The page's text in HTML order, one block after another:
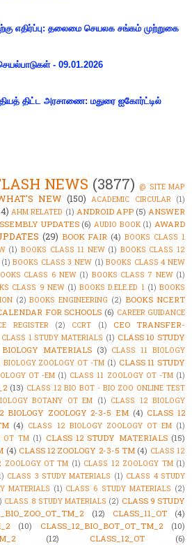
எதிர்ப்பு: தலைமை செயலக சங்கம் முற்றுகை
- 09.01.2026
திட்ட அரசாணை: மதுரை ஐகோர்ட்டில்
NEWS (3877) @ SITE MAP
NEW (150) ACADEMIC CIRCULAR (1)
AHM RELATED (1) ANDROID APP (5) ANSWER
UPDATES (6) AUDIO BOOK (1) AWARD
(29) BOOK FAIR (4) BOOKS CLASS 1
(1) BOOKS CLASS 11 NEW (1) BOOKS CLASS 12
(1) BOOKS CLASS 3 NEW (1) BOOKS CLASS 4 NEW
CLASS 6 NEW (1) BOOKS CLASS 7 NEW (1)
CLASS 9 NEW (1) BOOKS D.ELE.ED 1 (1) BOOKS
(2) BOOKS ENGINEERING (2) BOOKS NCERT
FOR SCHOOLS (6) CAREER GUIDANCE
REGISTER (2) CCRT (1)
CEO TRANSFER-
CLASS 1 STUDY MATERIALS (1) CLASS 10 STUDY
MATERIALS (3) CLASS 11 BIOLOGY
BIOLOGY ZOOLOGY OT -TM (1) CLASS 11 STUDY
OT -EM (1) CLASS 11 ZOOLOGY OT -TM (1)
(13) CLASS 12 BIO BOT - BIO ZOO ONLINE TEST
BOTANY OT EM (1) CLASS 12 BIOLOGY
BIOLOGY ZOOLOGY 2-3-5 EM (4) CLASS 12
(4) CLASS 12 BIOLOGY ZOOLOGY OT EM (1)
OT TM (1) CLASS 12 STUDY MATERIALS (15)
(4) CLASS 12 ZOOLOGY 2-3-5 TM (4) CLASS 12
ZOOLOGY OT TM (1) CLASS 12 ZOOLOGY TM (1)
CLASS 3 STUDY MATERIALS (1) CLASS 4 STUDY
MATERIALS (1) CLASS 6 STUDY MATERIALS (2)
CLASS 8 STUDY MATERIALS (2) CLASS 9 STUDY
(12) CLASS_11_OT
(4)
(10) CLASS_12_BIO_BOT_OT_TM_2
(10)
(12) CLASS_12_OT
(6)